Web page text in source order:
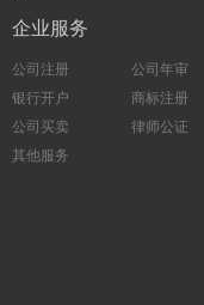
企业服务
公司注册
公司年审
银行开户
商标注册
公司买卖
律师公证
其他服务